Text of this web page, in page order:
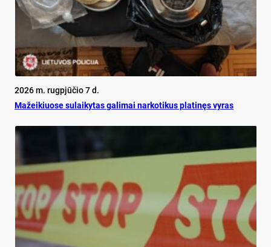
2026 m. rugpjūčio 7 d.
Mažeikiuose sulaikytas galimai narkotikus platinęs vyras